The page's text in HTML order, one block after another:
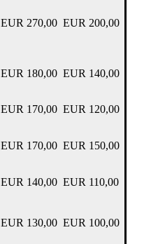
EUR 270,00 EUR 200,00
EUR 180,00 EUR 140,00
EUR 170,00 EUR 120,00
EUR 170,00 EUR 150,00
EUR 140,00 EUR 110,00
EUR 130,00 EUR 100,00